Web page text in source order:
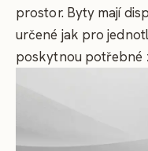
prostor. Byty mají
určené jak pro
poskytnou potřebné